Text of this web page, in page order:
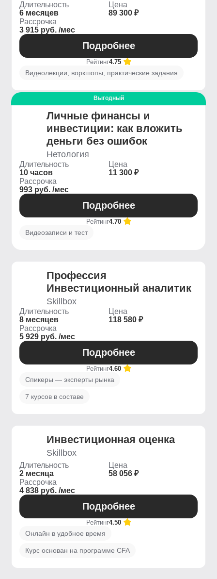
Длительность
6 месяцев
Цена
89 300 ₽
Рассрочка
3 915 руб. /мес
Подробнее
Рейтинг4.75
Видеолекции, воркшопы, практические задания
Выгодный
Личные финансы и
инвестиции: как вложить
деньги без ошибок
Нетология
Длительность
10 часов
Цена
11 300 ₽
Рассрочка
993 руб. /мес
Подробнее
Рейтинг4.70
Видеозаписи и тест
Профессия
Инвестиционный аналитик
Skillbox
Длительность
8 месяцев
Цена
118 580 ₽
Рассрочка
5 929 руб. /мес
Подробнее
Рейтинг4.60
Спикеры — эксперты рынка
7 курсов в составе
Инвестиционная оценка
Skillbox
Длительность
2 месяца
Цена
58 056 ₽
Рассрочка
4 838 руб. /мес
Подробнее
Рейтинг4.50
Онлайн в удобное время
Курс основан на программе CFA